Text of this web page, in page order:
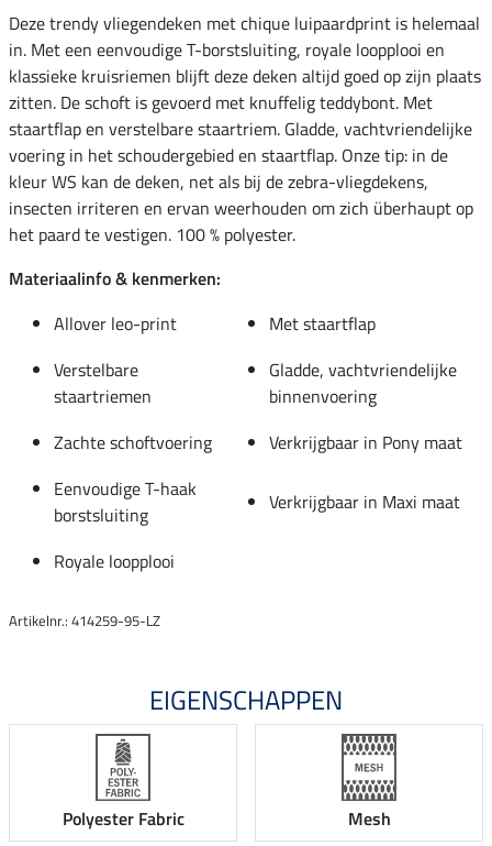
Deze trendy vliegendeken met chique luipaardprint is helemaal
in. Met een eenvoudige T-borstsluiting, royale loopplooi en
klassieke kruisriemen blijft deze deken altijd goed op zijn plaats
zitten. De schoft is gevoerd met knuffelig teddybont. Met
staartflap en verstelbare staartriem. Gladde, vachtvriendelijke
voering in het schoudergebied en staartflap. Onze tip: in de
kleur WS kan de deken, net als bij de zebra-vliegdekens,
insecten irriteren en ervan weerhouden om zich überhaupt op
het paard te vestigen. 100 % polyester.
Materiaalinfo & kenmerken:
Allover leo-print
Met staartflap
Verstelbare
staartriemen
Gladde, vachtvriendelijke
binnenvoering
Zachte schoftvoering
Verkrijgbaar in Pony maat
Eenvoudige T-haak
borstsluiting
Verkrijgbaar in Maxi maat
Royale loopplooi
Artikelnr.: 414259-95-LZ
EIGENSCHAPPEN
Polyester Fabric Mesh